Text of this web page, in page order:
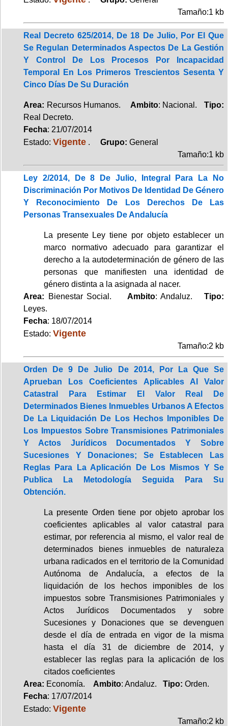
Tamaño:1 kb
Real Decreto 625/2014, De 18 De Julio, Por El Que
Se Regulan Determinados Aspectos De La Gestión
Y Control De Los Procesos Por Incapacidad
Temporal En Los Primeros Trescientos Sesenta Y
Cinco Días De Su Duración
Area: Recursos Humanos. Ambito: Nacional.Tipo:
Real Decreto.
Fecha: 21/07/2014
Estado: Vigente . Grupo: General
Tamaño:1 kb
Ley 2/2014, De 8 De Julio, Integral Para La No
Discriminación Por Motivos De Identidad De Género
Y Reconocimiento De Los Derechos De Las
Personas Transexuales De Andalucía
La presente Ley tiene por objeto establecer un
marco normativo adecuado para garantizar el
derecho a la autodeterminación de género de las
personas que manifiesten una identidad de
género distinta a la asignada al nacer.
Area: Bienestar Social. Ambito: Andaluz.Tipo:
Leyes.
Fecha: 18/07/2014
Estado: Vigente
Tamaño:2 kb
Orden De 9 De Julio De 2014, Por La Que Se
Aprueban Los Coeficientes Aplicables Al Valor
Catastral Para Estimar El Valor Real De
Determinados Bienes Inmuebles Urbanos A Efectos
De La Liquidación De Los Hechos Imponibles De
Los Impuestos Sobre Transmisiones Patrimoniales
Y Actos Jurídicos Documentados Y Sobre
Sucesiones Y Donaciones; Se Establecen Las
Reglas Para La Aplicación De Los Mismos Y Se
Publica La Metodología Seguida Para Su
Obtención.
La presente Orden tiene por objeto aprobar los
coeficientes aplicables al valor catastral para
estimar, por referencia al mismo, el valor real de
determinados bienes inmuebles de naturaleza
urbana radicados en el territorio de la Comunidad
Autónoma de Andalucía, a efectos de la
liquidación de los hechos imponibles de los
impuestos sobre Transmisiones Patrimoniales y
Actos Jurídicos Documentados y sobre
Sucesiones y Donaciones que se devenguen
desde el día de entrada en vigor de la misma
hasta el día 31 de diciembre de 2014, y
establecer las reglas para la aplicación de los
citados coeficientes
Area: Economía. Ambito: Andaluz. Tipo: Orden.
Fecha: 17/07/2014
Estado: Vigente
Tamaño:2 kb